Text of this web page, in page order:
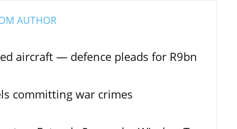
AUTHOR
aircraft — defence pleads for R9bn
committing war crimes